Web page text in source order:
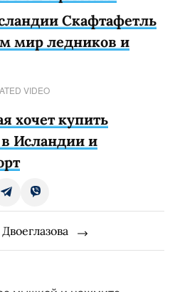
Скафтафетль
мир ледников и
VIDEO
хочет купить
Исландии и